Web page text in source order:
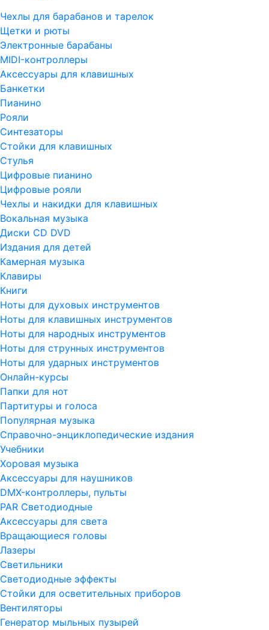
Чехлы для барабанов и тарелок
Щетки и рюты
Электронные барабаны
MIDI-контроллеры
Аксессуары для клавишных
Банкетки
Пианино
Рояли
Синтезаторы
Стойки для клавишных
Стулья
Цифровые пианино
Цифровые рояли
Чехлы и накидки для клавишных
Вокальная музыка
Диски CD DVD
Издания для детей
Камерная музыка
Клавиры
Книги
Ноты для духовых инструментов
Ноты для клавишных инструментов
Ноты для народных инструментов
Ноты для струнных инструментов
Ноты для ударных инструментов
Онлайн-курсы
Папки для нот
Партитуры и голоса
Популярная музыка
Справочно-энциклопедические издания
Учебники
Хоровая музыка
Аксессуары для наушников
DMX-контроллеры, пульты
PAR Светодиодные
Аксессуары для света
Вращающиеся головы
Лазеры
Светильники
Светодиодные эффекты
Стойки для осветительных приборов
Вентиляторы
Генератор мыльных пузырей